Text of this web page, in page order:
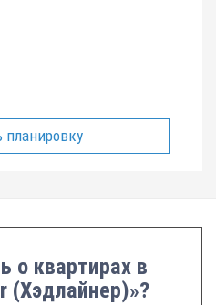
планировку
о квартирах в
(Хэдлайнер)»?